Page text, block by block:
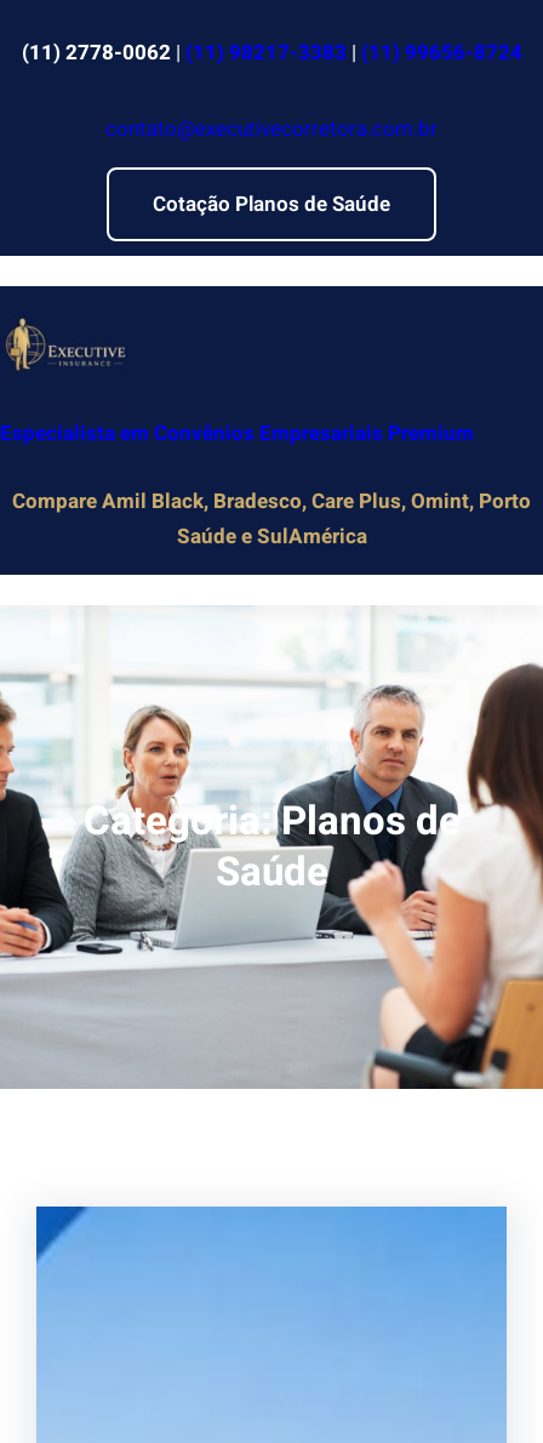
para(11) 2778-0062 | (11) 98217-3383 | (11) 99656-8724
contato@executivecorretora.com.br
Cotação Planos de Saúde
Especialista em Convênios Empresariais Premium
Compare Amil Black, Bradesco, Care Plus, Omint, Porto
Saúde e SulAmérica
Categoria:Planos de
Saúde